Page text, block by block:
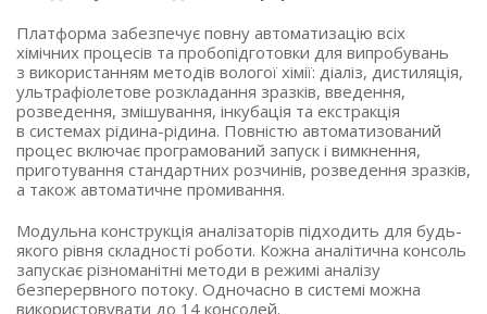
Платформа забезпечує повну автоматизацію всіх
хімічних процесів та пробопідготовки для випробувань
з використанням методів вологої хімії: діаліз, дистиляція,
ультрафіолетове розкладання зразків, введення,
розведення, змішування, інкубація та екстракція
в системах рідина-рідина. Повністю автоматизований
процес включає програмований запуск і вимкнення,
приготування стандартних розчинів, розведення зразків,
а також автоматичне промивання.
Модульна конструкція аналізаторів підходить для будь-
якого рівня складності роботи. Кожна аналітична консоль
запускає різноманітні методи в режимі аналізу
безперервного потоку. Одночасно в системі можна
використовувати до 14 консолей.